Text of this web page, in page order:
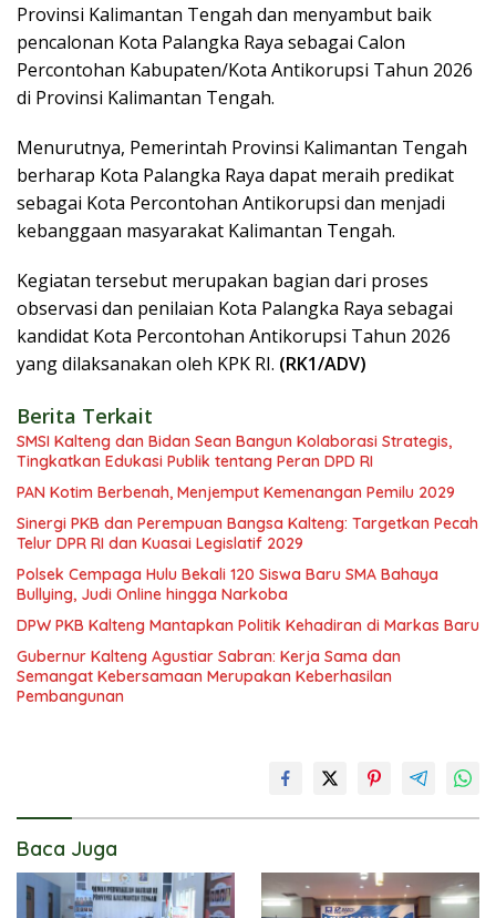
Provinsi Kalimantan Tengah dan menyambut baik
pencalonan Kota Palangka Raya sebagai Calon
Percontohan Kabupaten/Kota Antikorupsi Tahun 2026
di Provinsi Kalimantan Tengah.
Menurutnya, Pemerintah Provinsi Kalimantan Tengah
berharap Kota Palangka Raya dapat meraih predikat
sebagai Kota Percontohan Antikorupsi dan menjadi
kebanggaan masyarakat Kalimantan Tengah.
Kegiatan tersebut merupakan bagian dari proses
observasi dan penilaian Kota Palangka Raya sebagai
kandidat Kota Percontohan Antikorupsi Tahun 2026
yang dilaksanakan oleh KPK RI. (RK1/ADV)
Berita Terkait
SMSI Kalteng dan Bidan Sean Bangun Kolaborasi Strategis,
Tingkatkan Edukasi Publik tentang Peran DPD RI
PAN Kotim Berbenah, Menjemput Kemenangan Pemilu 2029
Sinergi PKB dan Perempuan Bangsa Kalteng: Targetkan Pecah
Telur DPR RI dan Kuasai Legislatif 2029
Polsek Cempaga Hulu Bekali 120 Siswa Baru SMA Bahaya
Bullying, Judi Online hingga Narkoba
DPW PKB Kalteng Mantapkan Politik Kehadiran di Markas Baru
Gubernur Kalteng Agustiar Sabran: Kerja Sama dan
Semangat Kebersamaan Merupakan Keberhasilan
Pembangunan
Baca Juga